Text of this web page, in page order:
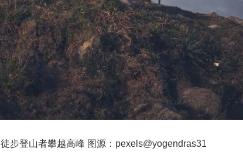
徒步登山者攀越高峰 图源：pexels@yogendras31